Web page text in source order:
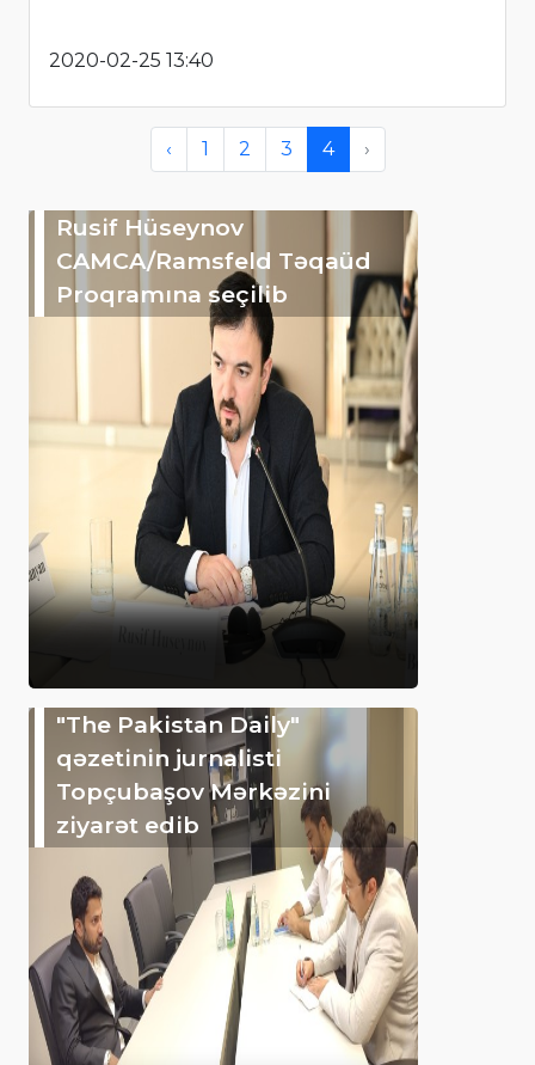
2020-02-25 13:40
‹ 1 2 3 4 ›
Rusif Hüseynov
CAMCA/Ramsfeld Təqaüd
Proqramına seçilib
"The Pakistan Daily"
qəzetinin jurnalisti
Topçubaşov Mərkəzini
ziyarət edib